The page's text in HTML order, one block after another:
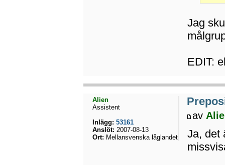
Jag
EDIT:
av
Ja, det
Alien
Assistent
Inlägg: 53161
Anslöt: 2007-08-13
Ort: Mellansvenska låglandet